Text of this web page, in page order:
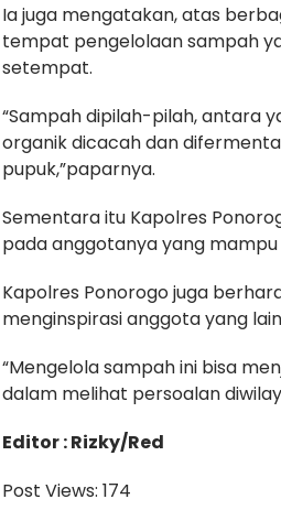
Ia juga mengatakan, atas
tempat pengelolaan sampah
setempat.
“Sampah dipilah-pilah, antara
organik dicacah dan
pupuk,”paparnya.
Sementara itu Kapolres
pada anggotanya yang
Kapolres Ponorogo juga
menginspirasi anggota yang
“Mengelola sampah ini bisa
dalam melihat persoalan
Editor : Rizky/Red
Post Views: 174